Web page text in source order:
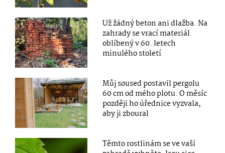
Už žádný beton ani dlažba. Na
zahrady se vrací materiál
oblíbený v 60. letech
minulého století
Můj soused postavil pergolu
60 cm od mého plotu. O měsíc
později ho úřednice vyzvala,
aby ji zboural
Těmto rostlinám se ve vaší